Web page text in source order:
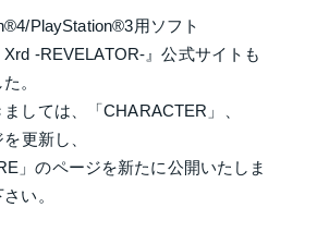
PlayStation®3用ソフト
Xrd -REVELATOR-』公式サイトも
。
しては、「CHARACTER」、
更新し、
」のページを新たに公開いたしま
い。